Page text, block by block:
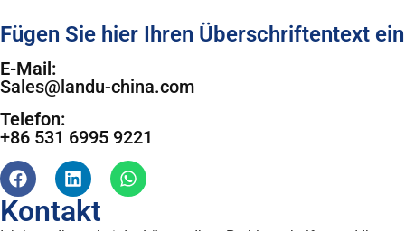
Fügen Sie hier Ihren Überschriftentext ein
E-Mail:
Sales@landu-china.com
Telefon:
+86 531 6995 9221
Kontakt